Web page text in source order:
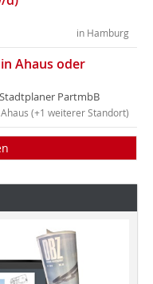
in Hamburg
Ahaus oder
PartmbB
(+1 weiterer Standort)